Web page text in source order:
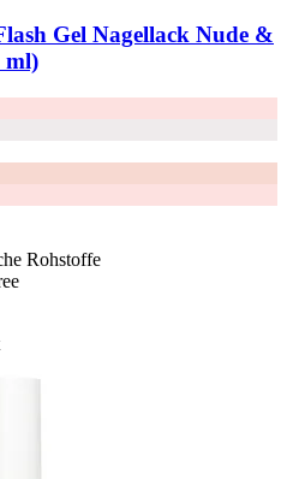
Gel Nagellack Nude &
ml)
Rohstoffe